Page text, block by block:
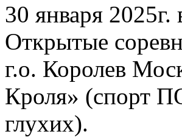
30 января
Открытые
г.о. Королев
Кроля» (спорт
глухих).